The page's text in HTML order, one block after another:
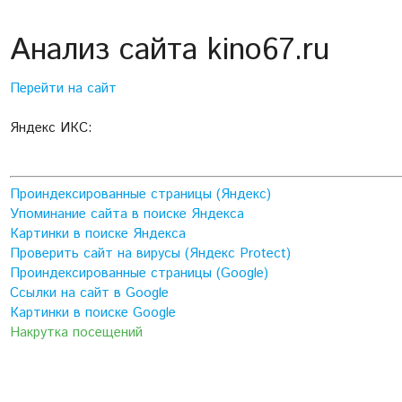
Анализ сайта kino67.ru
Перейти на сайт
Яндекс ИКС:
Проиндексированные страницы (Яндекс)
Упоминание сайта в поиске Яндекса
Картинки в поиске Яндекса
Проверить сайт на вирусы (Яндекс Protect)
Проиндексированные страницы (Google)
Ссылки на сайт в Google
Картинки в поиске Google
Накрутка посещений